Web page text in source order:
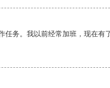
务。我以前经常加班，现在有